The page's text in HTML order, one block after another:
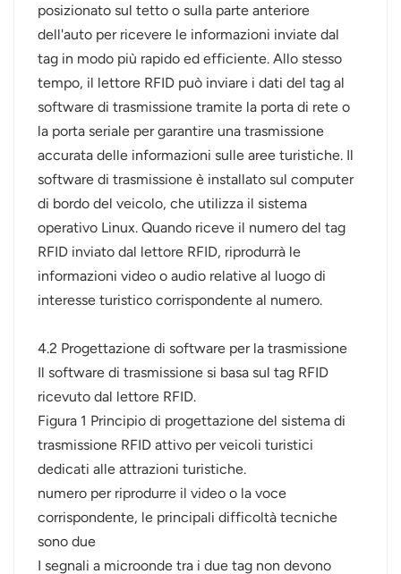
posizionato sul tetto o sulla parte anteriore
dell'auto per ricevere le informazioni inviate dal
tag in modo più rapido ed efficiente. Allo stesso
tempo, il lettore RFID può inviare i dati del tag al
software di trasmissione tramite la porta di rete o
la porta seriale per garantire una trasmissione
accurata delle informazioni sulle aree turistiche. Il
software di trasmissione è installato sul computer
di bordo del veicolo, che utilizza il sistema
operativo Linux. Quando riceve il numero del tag
RFID inviato dal lettore RFID, riprodurrà le
informazioni video o audio relative al luogo di
interesse turistico corrispondente al numero.
4.2 Progettazione di software per la trasmissione
Il software di trasmissione si basa sul tag RFID
ricevuto dal lettore RFID.
Figura 1 Principio di progettazione del sistema di
trasmissione RFID attivo per veicoli turistici
dedicati alle attrazioni turistiche.
numero per riprodurre il video o la voce
corrispondente, le principali difficoltà tecniche
sono due
I segnali a microonde tra i due tag non devono